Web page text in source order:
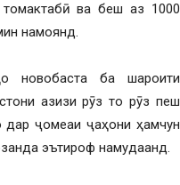
томактабӣ ва беш аз 1000
намоянд.
новобаста ба шароити
азизи рӯз то рӯз пеш
дар ҷомеаи ҷаҳони ҳамчун
эътироф намудаанд.